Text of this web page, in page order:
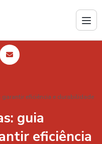
eficiência e durabilidade
guia
eficiência